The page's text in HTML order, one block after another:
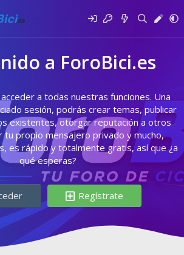
a ForoBici.es
a todas nuestras funciones. Una
sesión, podrás crear temas, publicar
existentes, otorgar reputación a otros
tu propio mensajero privado y mucho,
es rápido y totalmente gratis, así que ¿a
qué esperas?
Regístrate